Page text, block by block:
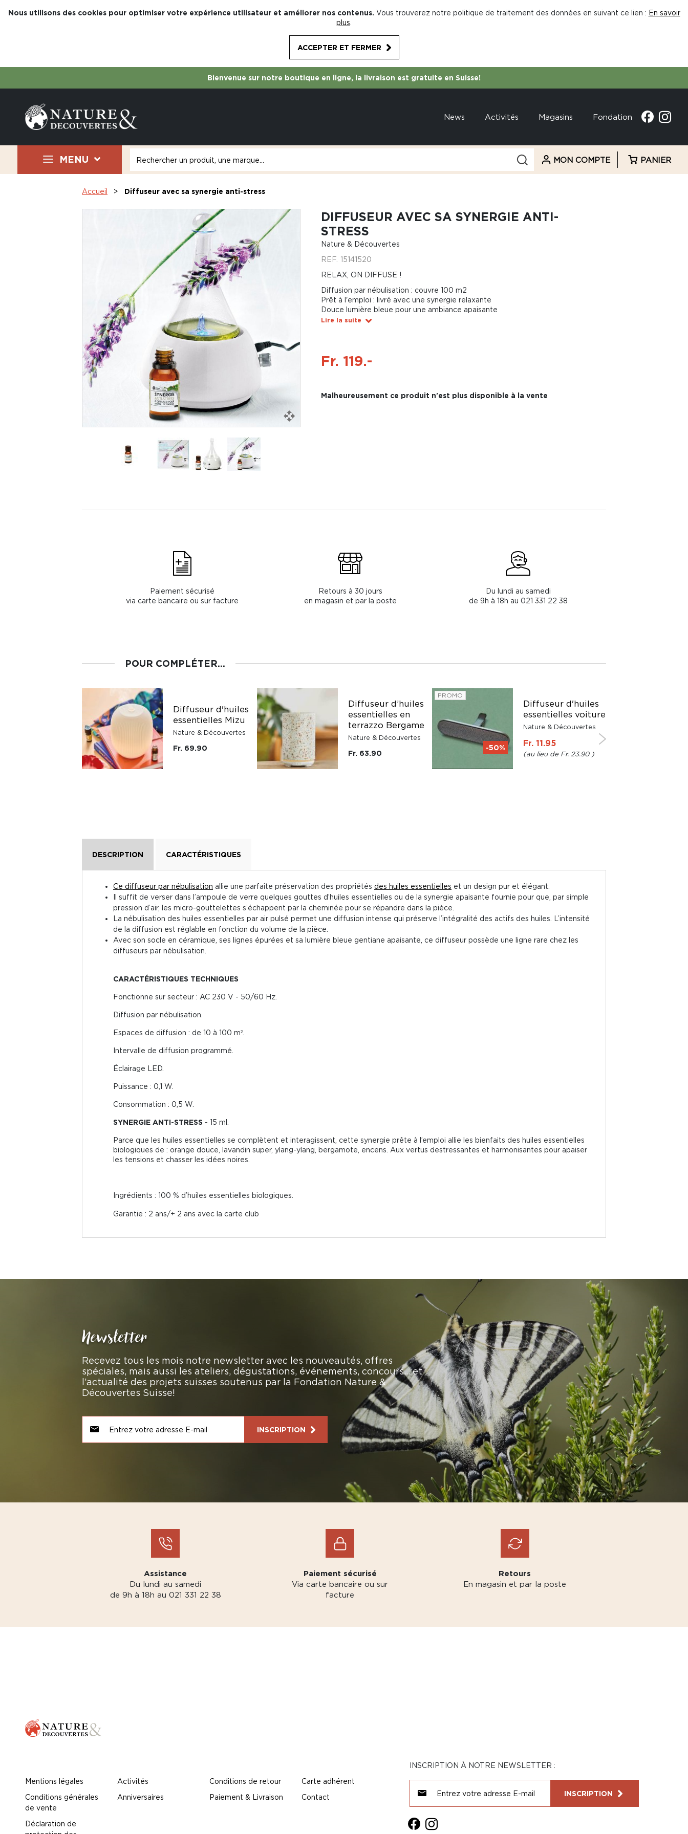
Nous utilisons des cookies pour optimiser votre expérience utilisateur et améliorer nos contenus. Vous trouverez notre politique de traitement des données en suivant ce lien : En savoir
plus
ACCEPTER ET FERMER
Bienvenue sur notre boutique en ligne, la livraison est gratuite en Suisse!
News Activités Magasins Fondation
MENU MON COMPTE PANIER
Accueil Diffuseur avec sa synergie anti-stress
DIFFUSEUR AVEC SA SYNERGIE ANTI-
STRESS
Nature & Découvertes
REF. 15141520
RELAX, ON DIFFUSE !
Diffusion par nébulisation : couvre 100 m2
Prêt à l'emploi : livré avec une synergie relaxante
Douce lumière bleue pour une ambiance apaisante
Lire la suite
Fr. 119.-
Malheureusement ce produit n'est plus disponible à la vente
Paiement sécurisé
via carte bancaire ou sur facture
Retours à 30 jours
en magasin et par la poste
Du lundi au samedi
de 9h à 18h au 021 331 22 38
POUR COMPLÉTER...
Diffuseur d'huiles
essentielles Mizu
Nature & Découvertes
Fr. 69.90
Diffuseur d’huiles
essentielles en
terrazzo Bergame
Nature & Découvertes
Fr. 63.90
PROMO
Diffuseur d'huiles
essentielles voiture
Nature & Découvertes
Fr. 11.95
Fr. 23.90
-50%
DESCRIPTION CARACTÉRISTIQUES
Ce diffuseur par nébulisation allie une parfaite préservation des propriétés des huiles essentielles et un design pur et élégant.
Il suffit de verser dans l’ampoule de verre quelques gouttes d’huiles essentielles ou de la synergie apaisante fournie pour que, par simple
pression d’air, les micro-gouttelettes s’échappent par la cheminée pour se répandre dans la pièce.
La nébulisation des huiles essentielles par air pulsé permet une diffusion intense qui préserve l’intégralité des actifs des huiles. L’intensité
de la diffusion est réglable en fonction du volume de la pièce.
Avec son socle en céramique, ses lignes épurées et sa lumière bleue gentiane apaisante, ce diffuseur possède une ligne rare chez les
diffuseurs par nébulisation.
CARACTÉRISTIQUES TECHNIQUES
Fonctionne sur secteur : AC 230 V - 50/60 Hz.
Diffusion par nébulisation.
Espaces de diffusion : de 10 à 100 m².
Intervalle de diffusion programmé.
Éclairage LED.
Puissance : 0,1 W.
Consommation : 0,5 W.
SYNERGIE ANTI-STRESS - 15 ml.
Parce que les huiles essentielles se complètent et interagissent, cette synergie prête à l’emploi allie les bienfaits des huiles essentielles
biologiques de : orange douce, lavandin super, ylang-ylang, bergamote, encens. Aux vertus destressantes et harmonisantes pour apaiser
les tensions et chasser les idées noires.
Ingrédients : 100 % d’huiles essentielles biologiques.
Garantie : 2 ans/+ 2 ans avec la carte club
Newsletter
Recevez tous les mois notre newsletter avec les nouveautés, offres
spéciales, mais aussi les ateliers, dégustations, événements, concours… et
l’actualité des projets suisses soutenus par la Fondation Nature &
Découvertes Suisse!
INSCRIPTION
Assistance
Du lundi au samedi
de 9h à 18h au 021 331 22 38
Paiement sécurisé
Via carte bancaire ou sur
facture
Retours
En magasin et par la poste
Mentions légales
Conditions générales
de vente
Déclaration de
Activités
Anniversaires
Conditions de retour
Paiement & Livraison
Carte adhérent
Contact
INSCRIPTION À NOTRE NEWSLETTER :
INSCRIPTION